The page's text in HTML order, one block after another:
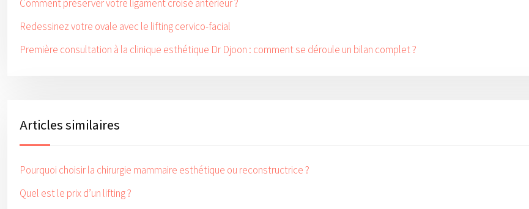
Comment préserver votre ligament croisé antérieur ?
Redessinez votre ovale avec le lifting cervico-facial
Première consultation à la clinique esthétique Dr Djoon : comment se déroule un bilan complet ?
Articles similaires
Pourquoi choisir la chirurgie mammaire esthétique ou reconstructrice ?
Quel est le prix d’un lifting ?